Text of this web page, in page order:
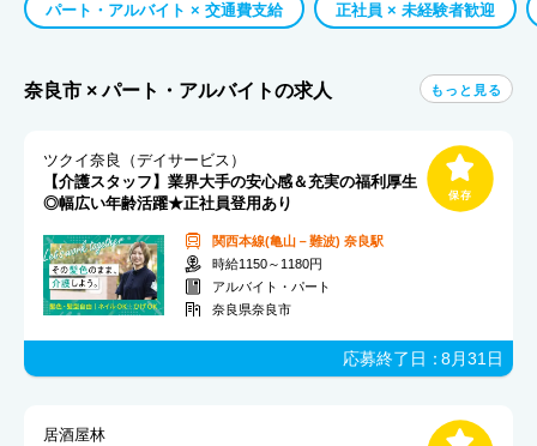
パート・アルバイト × 交通費支給 正社員 × 未経験者歓迎
奈良市 × パート・アルバイトの求人 もっと見る
ツクイ奈良（デイサービス）
【介護スタッフ】業界大手の安心感＆充実の福利厚生
◎幅広い年齢活躍★正社員登用あり
関西本線(亀山－難波) 奈良駅
時給1150～1180円
アルバイト・パート
奈良県奈良市
応募終了日：8月31日
居酒屋林